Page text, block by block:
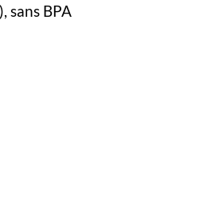
sans BPA